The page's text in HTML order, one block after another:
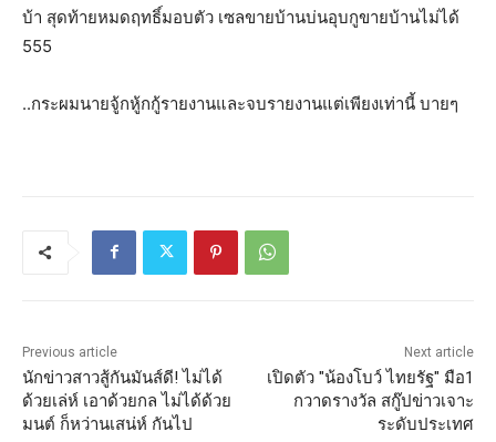
บ้า สุดท้ายหมดฤทธิ์มอบตัว เซลขายบ้านบ่นอุบกูขายบ้านไม่ได้
555
..กระผมนายจู้กหู้กกู้รายงานและจบรายงานแต่เพียงเท่านี้ บายๆ
Previous article
นักข่าวสาวสู้กันมันส์ดี! ไม่ได้
ด้วยเล่ห์ เอาด้วยกล ไม่ได้ด้วย
มนต์ ก็หว่านเสน่ห์ กันไป
Next article
เปิดตัว "น้องโบว์ ไทยรัฐ" มือ1
กวาดรางวัล สกู๊ปข่าวเจาะ
ระดับประเทศ